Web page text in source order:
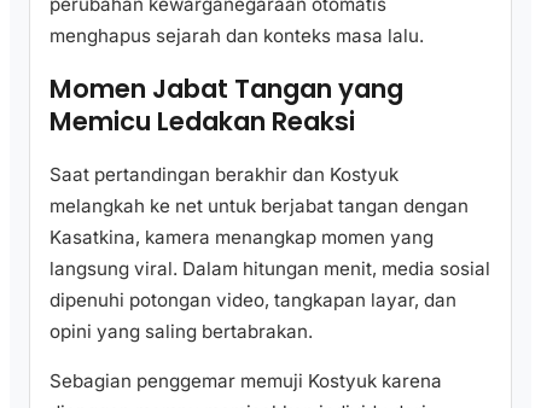
menghapus sejarah dan konteks masa lalu.
Momen Jabat Tangan yang
Memicu Ledakan Reaksi
Saat pertandingan berakhir dan Kostyuk
melangkah ke net untuk berjabat tangan dengan
Kasatkina, kamera menangkap momen yang
langsung viral. Dalam hitungan menit, media sosial
dipenuhi potongan video, tangkapan layar, dan
opini yang saling bertabrakan.
Sebagian penggemar memuji Kostyuk karena